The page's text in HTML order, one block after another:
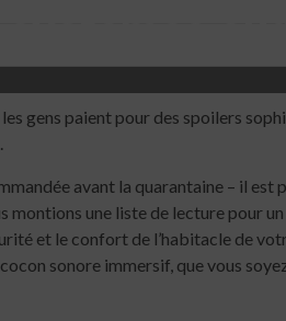
gens paient pour des spoilers
avant la quarantaine – il
montions une liste de lecture pour
et le confort de l’habitacle de
sonore immersif, que vous